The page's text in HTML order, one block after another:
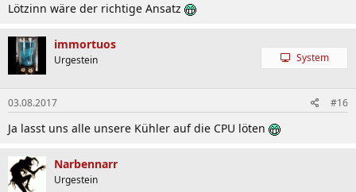
Lötzinn wäre der richtige Ansatz
immortuos
Urgestein System
03.08.2017 #16
Ja lasst uns alle unsere Kühler auf die CPU löten
Narbennarr
Urgestein